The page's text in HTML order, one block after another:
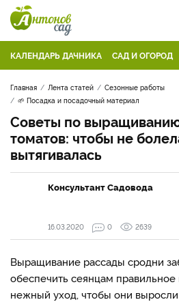
КАЛЕНДАРЬ ДАЧНИКА САД И ОГОРОД
Главная Лента статей
Сезонные работы
🌱 Посадка и посадочный материал
Советы по
томатов: чтобы не
вытягивалась
Консультант Садовода
16.03.2020
0 2639
Выращивание рассады сродни
обеспечить сеянцам
нежный уход, чтобы они